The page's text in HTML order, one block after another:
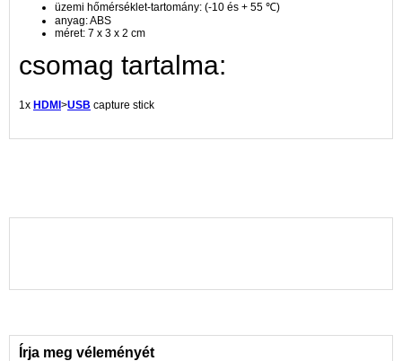
üzemi hőmérséklet-tartomány: (-10 és + 55 ℃)
anyag: ABS
méret: 7 x 3 x 2 cm
csomag tartalma:
1x HDMI >USB capture stick
Írja meg véleményét